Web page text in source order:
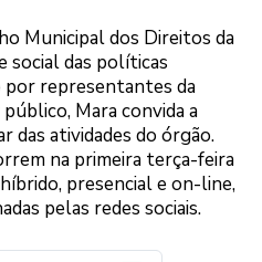
Municipal dos Direitos da
das políticas
por representantes da
Mara convida a
das atividades do órgão.
na primeira terça-feira
presencial e on-line,
pelas redes sociais.